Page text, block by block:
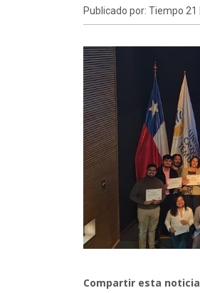
Publicado por: Tiempo 21 |
Compartir esta noticia